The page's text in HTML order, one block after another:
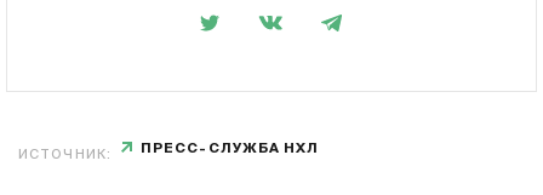
ИСТОЧНИК: ПРЕСС-СЛУЖБА НХЛ